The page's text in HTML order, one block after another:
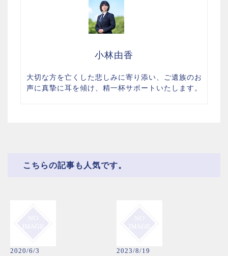
小林由香
大切な方を亡くした悲しみに寄り添い、ご遺族のお
声に真摯に耳を傾け、精一杯サポートいたします。
こちらの記事も人気です。
2020/6/3 2023/8/19